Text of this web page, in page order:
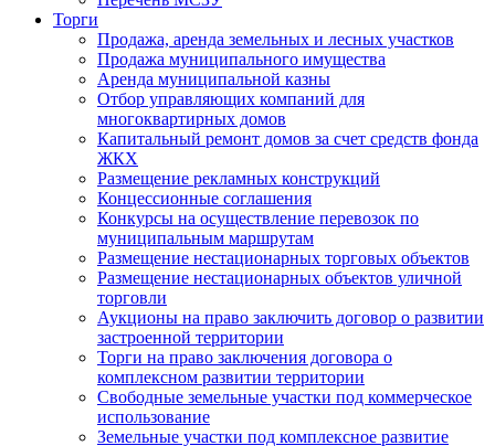
Торги
Продажа, аренда земельных и лесных участков
Продажа муниципального имущества
Аренда муниципальной казны
Отбор управляющих компаний для
многоквартирных домов
Капитальный ремонт домов за счет средств фонда
ЖКХ
Размещение рекламных конструкций
Концессионные соглашения
Конкурсы на осуществление перевозок по
муниципальным маршрутам
Размещение нестационарных торговых объектов
Размещение нестационарных объектов уличной
торговли
Аукционы на право заключить договор о развитии
застроенной территории
Торги на право заключения договора о
комплексном развитии территории
Свободные земельные участки под коммерческое
использование
Земельные участки под комплексное развитие